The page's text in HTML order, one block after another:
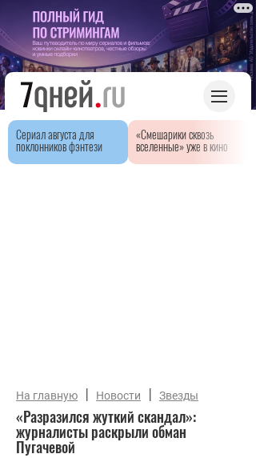
Сериал августа для
поклонников фэнтези
«Смешарики сквозь
вселенные» уже в кино
На главную | Новости | Звезды
«Разразился жуткий скандал»:
журналисты раскрыли обман
Пугачевой